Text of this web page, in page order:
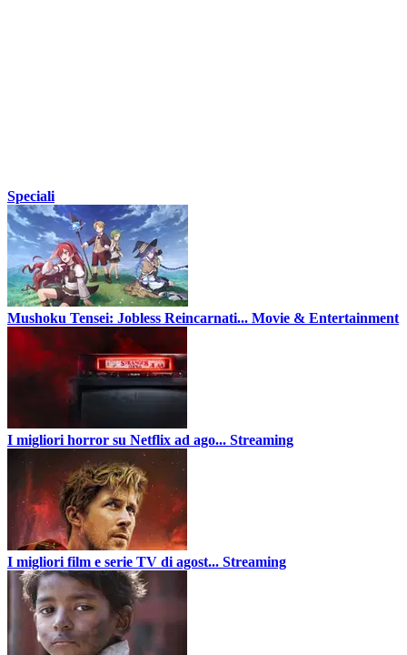
Speciali
Mushoku Tensei: Jobless Reincarnati... Movie & Entertainment
I migliori horror su Netflix ad ago... Streaming
I migliori film e serie TV di agost... Streaming